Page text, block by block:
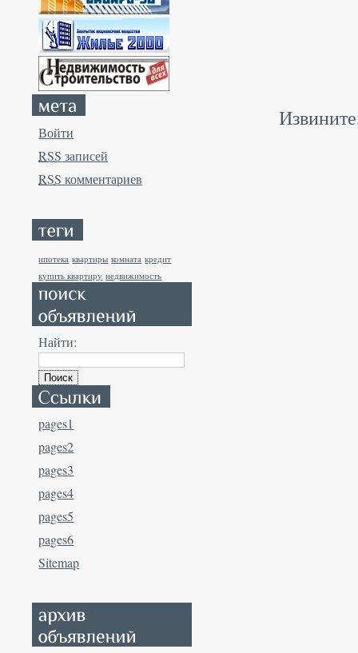
Войти
RSS записей
RSS комментариев
ипотека квартиры комната кредит
купить квартиру недвижимость
Найти:
pages1
pages2
pages3
pages4
pages5
pages6
Sitemap